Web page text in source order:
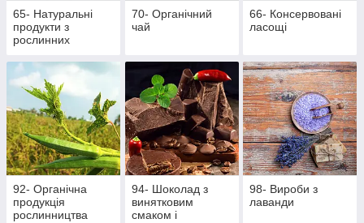
65- Натуральні
продукти з
рослинних
70- Органічний
чай
66- Консервовані
ласощі
92- Органічна
продукція
рослинництва
94- Шоколад з
винятковим
смаком і
98- Вироби з
лаванди